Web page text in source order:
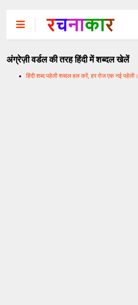
अंग्रेज़ी वर्डल की तरह हिंदी में शब्दल खेलें
हिंदी शब्द पहेली शब्दल हल करें, हर रोज एक नई पहेली।